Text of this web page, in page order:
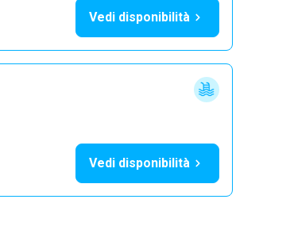
Vedi disponibilità
Vedi disponibilità